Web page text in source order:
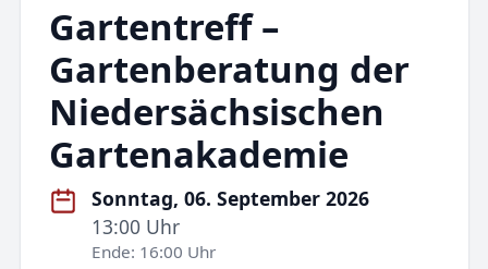
Gartentreff –
Gartenberatung der
Niedersächsischen
Gartenakademie
Sonntag, 06. September 2026
13:00 Uhr
Ende: 16:00 Uhr